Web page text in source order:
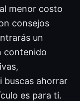
menor costo
consejos
un
contenido
buscas ahorrar
es para ti.